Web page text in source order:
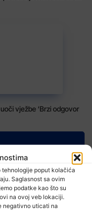
tehnologije poput kolačića
Saglasnost sa ovim
podatke kao što su
na ovoj veb lokaciji.
negativno uticati na
vježbe ‘Brzi odgovor